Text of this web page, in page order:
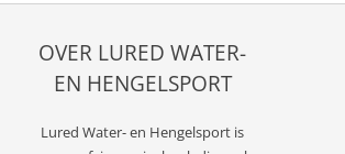
OVER LURED WATER-
EN HENGELSPORT
Lured Water- en Hengelsport is